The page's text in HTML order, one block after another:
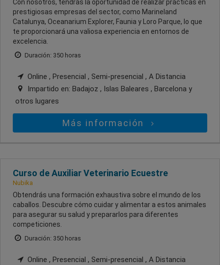
Con nosotros, tendrás la oportunidad de realizar prácticas en
prestigiosas empresas del sector, como Marineland
Catalunya, Oceanarium Explorer, Faunia y Loro Parque, lo que
te proporcionará una valiosa experiencia en entornos de
excelencia.
Duración: 350 horas
Online , Presencial , Semi-presencial , A Distancia
Impartido en: Badajoz , Islas Baleares , Barcelona y
otros lugares
Más información
Curso de Auxiliar Veterinario Ecuestre
Nubika
Obtendrás una formación exhaustiva sobre el mundo de los
caballos. Descubre cómo cuidar y alimentar a estos animales
para asegurar su salud y prepararlos para diferentes
competiciones.
Duración: 350 horas
Online , Presencial , Semi-presencial , A Distancia